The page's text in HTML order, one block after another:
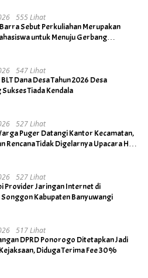
555 Lihat
Sebut Perkuliahan Merupakan
untuk Menuju Gerbang
547 Lihat
Dana Desa Tahun 2026 Desa
Tiada Kendala
527 Lihat
Puger Datangi Kantor Kecamatan,
Rencana Tidak Digelarnya Upacara HUT
527 Lihat
Provider Jaringan Internet di
Kabupaten Banyuwangi
517 Lihat
DPRD Ponorogo Ditetapkan Jadi
Diduga Terima Fee 30%